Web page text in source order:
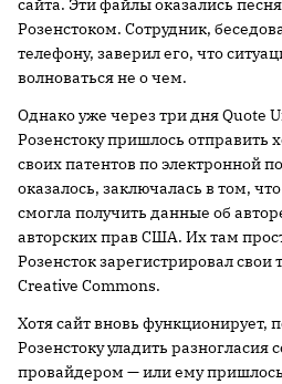
сайта. Эти файлы оказались
Розенстоком. Сотрудник,
телефону, заверил его, что
волноваться не о чем.
Однако уже через три дня Quote
Розенстоку пришлось отправить
своих патентов по электронной
оказалось, заключалась в том,
смогла получить данные об
авторских прав США. Их там
Розенсток зарегистрировал
Creative Commons.
Хотя сайт вновь функционирует,
Розенстоку уладить разногласия
провайдером — или ему